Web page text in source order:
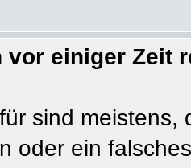
vor einiger Zeit
sind
oder ein